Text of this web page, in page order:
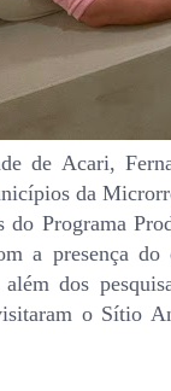
de Acari,
da
do Programa
a presença
dos
o Sítio